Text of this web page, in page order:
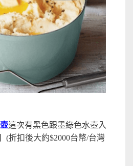
這次有黑色跟墨綠色水壺入
(折扣後大約$2000台幣/台灣